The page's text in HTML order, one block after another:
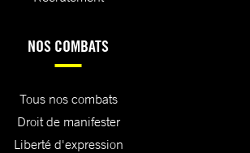
NOS COMBATS
Tous nos combats
Droit de manifester
Liberté d'expression